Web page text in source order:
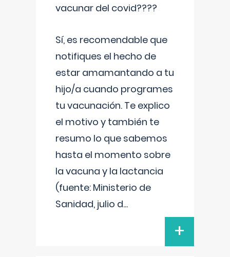
vacunar del covid????
Sí, es recomendable que
notifiques el hecho de
estar amamantando a tu
hijo/a cuando programes
tu vacunación. Te explico
el motivo y también te
resumo lo que sabemos
hasta el momento sobre
la vacuna y la lactancia
(fuente: Ministerio de
Sanidad, julio d...
+